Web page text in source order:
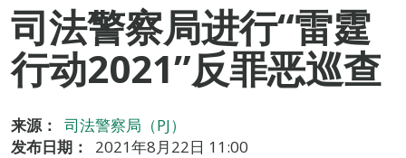
司法警察局进行“雷霆
行动2021”反罪恶巡查
来源：
司法警察局（PJ）
发布日期：
2021年8月22日 11:00